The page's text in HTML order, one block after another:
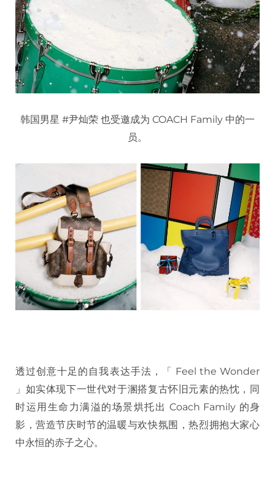
韩国男星 #尹灿荣 也受邀成为 COACH Family 中的一
员。
透过创意十足的自我表达手法，「 Feel the Wonder
」如实体现下一世代对于溷搭复古怀旧元素的热忱，同
时运用生命力满溢的场景烘托出 Coach Family 的身
影，营造节庆时节的温暖与欢快氛围，热烈拥抱大家心
中永恒的赤子之心。